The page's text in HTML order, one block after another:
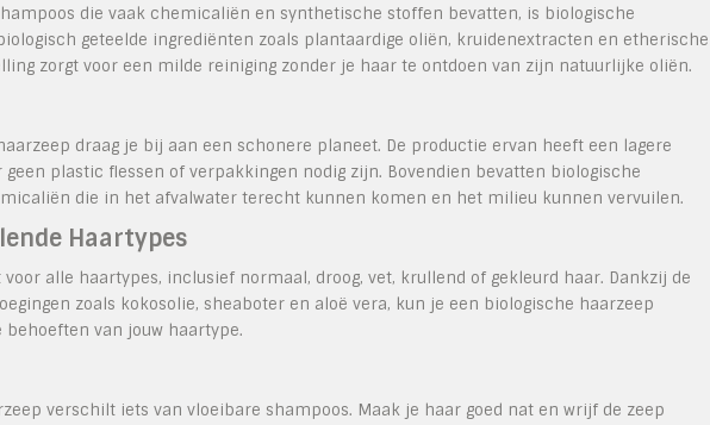
die vaak chemicaliën en synthetische stoffen bevatten, is biologische
geteelde ingrediënten zoals plantaardige oliën, kruidenextracten en etherische
zorgt voor een milde reiniging zonder je haar te ontdoen van zijn natuurlijke oliën.
draag je bij aan een schonere planeet. De productie ervan heeft een lagere
plastic flessen of verpakkingen nodig zijn. Bovendien bevatten biologische
die in het afvalwater terecht kunnen komen en het milieu kunnen vervuilen.
Haartypes
alle haartypes, inclusief normaal, droog, vet, krullend of gekleurd haar. Dankzij de
zoals kokosolie, sheaboter en aloë vera, kun je een biologische haarzeep
van jouw haartype.
verschilt iets van vloeibare shampoos. Maak je haar goed nat en wrijf de zeep